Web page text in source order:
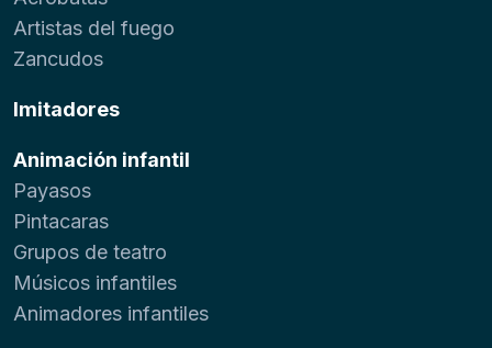
Artistas del fuego
Zancudos
Imitadores
Animación infantil
Payasos
Pintacaras
Grupos de teatro
Músicos infantiles
Animadores infantiles